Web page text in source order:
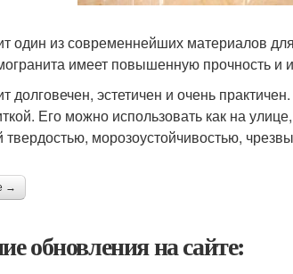
один из современнейших материалов
имеет повышенную прочность и
долговечен, эстетичен и очень
Его можно использовать как на
морозоустойчивостью,
→
обновления на сайте: